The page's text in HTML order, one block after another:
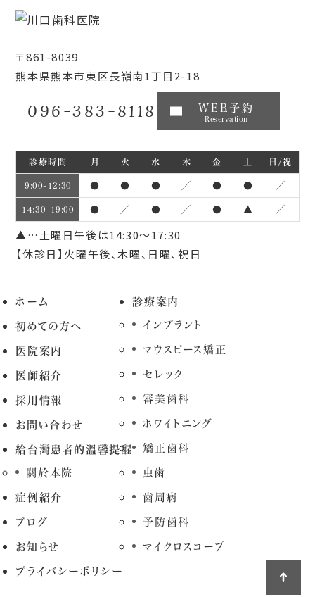
〒861-8039
熊本県熊本市東区長嶺南1丁目2-18
096-383-8118 WEB予約
Reservation
診療時間 月 火 水 木 金 土 日/祝
9:00~12:30 ● ● ● ／ ● ● ／
14:30~19:00 ● ／ ● ／ ● ▲ ／
▲…土曜日午後は14:30～17:30
【休診日】火曜午後、木曜、日曜、祝日
ホーム
初めての方へ
医院案内
医師紹介
採用情報
お問い合わせ
給台灣患者的溫馨提醒
關於本院
症例紹介
ブログ
お知らせ
プライバシーポリシー
診療案内
インプラント
マウスピース矯正
セレック
審美歯科
ホワイトニング
矯正歯科
虫歯
歯周病
予防歯科
マイクロスコープ